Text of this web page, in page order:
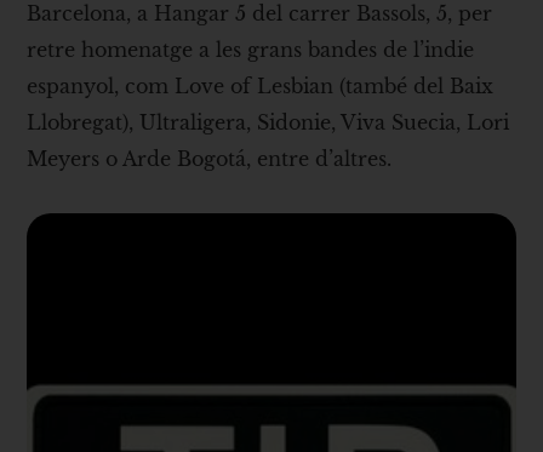
Barcelona, a Hangar 5 del carrer Bassols, 5, per
retre homenatge a les grans bandes de l’indie
espanyol, com Love of Lesbian (també del Baix
Llobregat), Ultraligera, Sidonie, Viva Suecia, Lori
Meyers o Arde Bogotá, entre d’altres.